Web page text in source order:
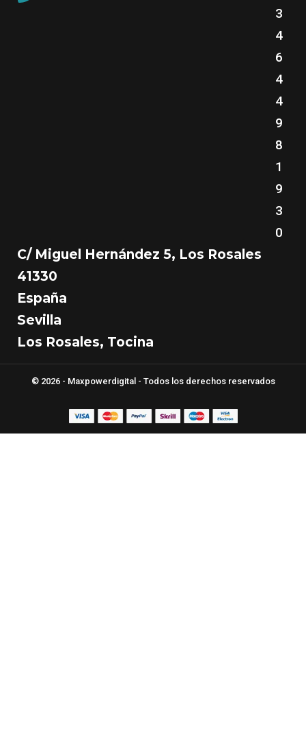
3
4
6
4
4
9
8
1
9
3
0
C/ Miguel Hernández 5, Los Rosales
41330
España
Sevilla
Los Rosales, Tocina
© 2026 - Maxpowerdigital - Todos los derechos reservados